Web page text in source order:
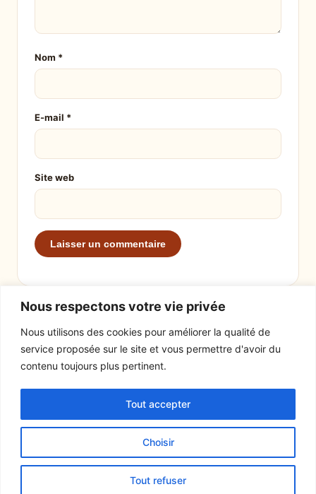
Nous respectons votre vie privée
Nous utilisons des cookies pour améliorer la qualité de
service proposée sur le site et vous permettre d'avoir du
contenu toujours plus pertinent.
Choisir
Tout refuser
Tout accepter
Nom *
E-mail *
Site web
Actualités
Mentions légales
© 2026 Tout un fromage